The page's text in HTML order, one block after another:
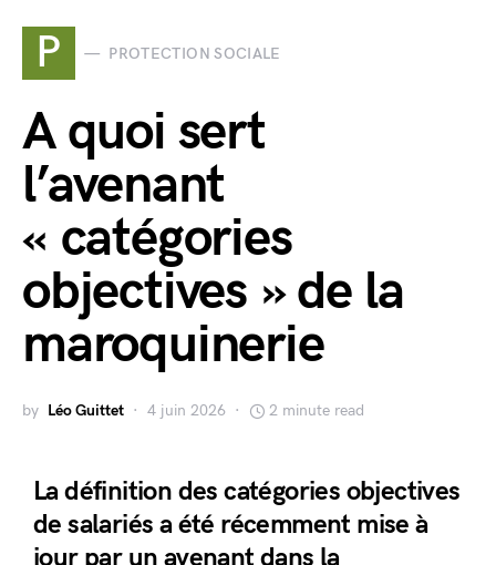
P PROTECTION SOCIALE
A quoi sert
l’avenant
« catégories
objectives » de la
maroquinerie
by Léo Guittet 4 juin 2026 2 minute read
La définition des catégories objectives
de salariés a été récemment mise à
jour par un avenant dans la